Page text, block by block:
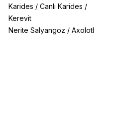
Karides / Canlı Karides /
Kerevit
Nerite Salyangoz / Axolotl